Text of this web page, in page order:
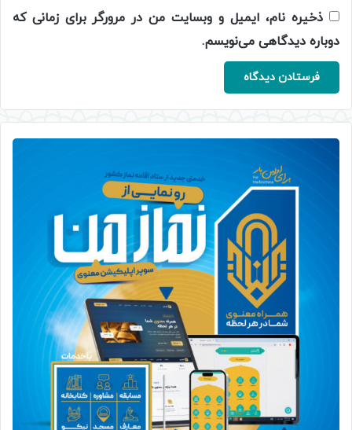
ذخیره نام، ایمیل و وبسایت من در مرورگر برای زمانی که
دوباره دیدگاهی می‌نویسم.